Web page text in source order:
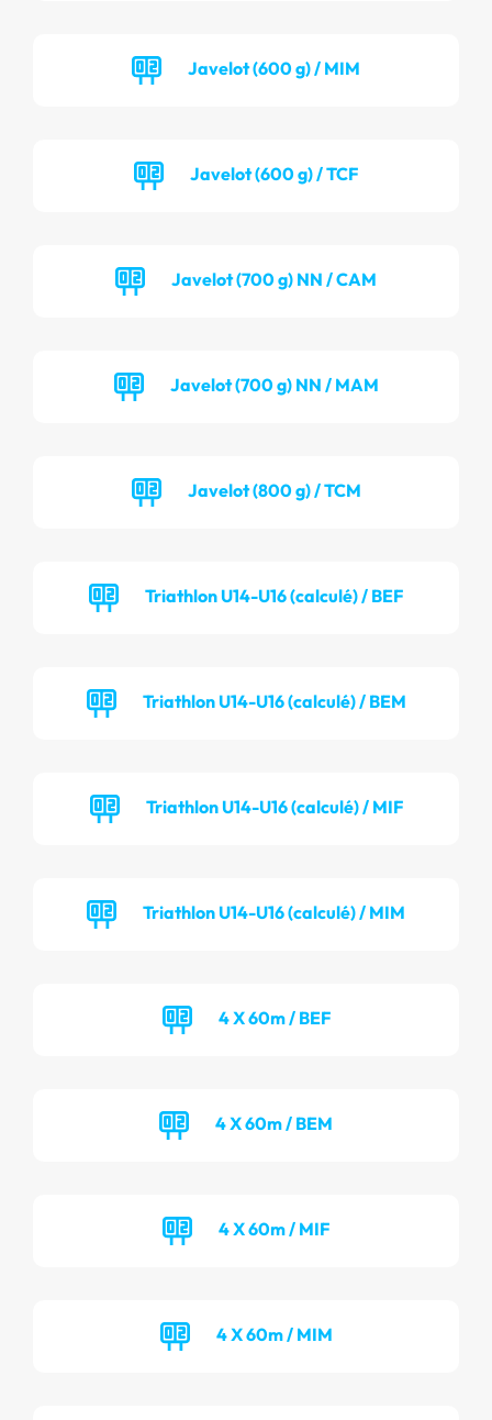
Javelot (600 g) / MIM
Javelot (600 g) / TCF
Javelot (700 g) NN / CAM
Javelot (700 g) NN / MAM
Javelot (800 g) / TCM
Triathlon U14-U16 (calculé) / BEF
Triathlon U14-U16 (calculé) / BEM
Triathlon U14-U16 (calculé) / MIF
Triathlon U14-U16 (calculé) / MIM
4 X 60m / BEF
4 X 60m / BEM
4 X 60m / MIF
4 X 60m / MIM